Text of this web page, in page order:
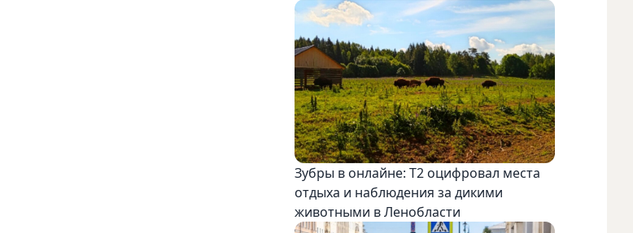
Зубры в онлайне: Т2 оцифровал места
отдыха и наблюдения за дикими
животными в Ленобласти